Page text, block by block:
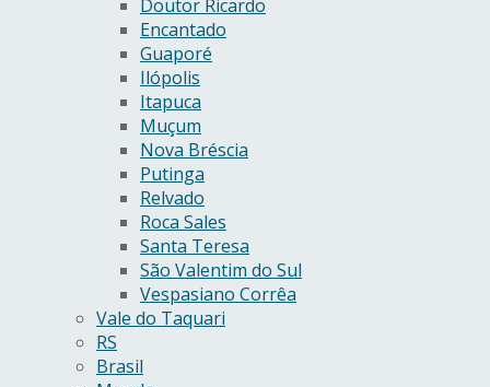
Doutor Ricardo
Encantado
Guaporé
Ilópolis
Itapuca
Muçum
Nova Bréscia
Putinga
Relvado
Roca Sales
Santa Teresa
São Valentim do Sul
Vespasiano Corrêa
Vale do Taquari
RS
Brasil